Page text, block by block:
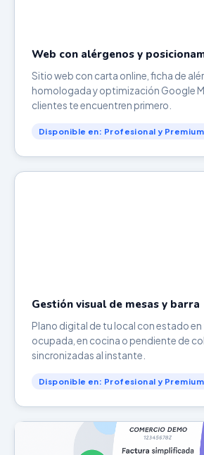
Web con alérgenos y
Sitio web con carta online, ficha de
homologada y optimización Google
clientes te encuentren primero.
Disponible en: Profesional y Premium
Gestión visual de mesas y barra
Plano digital de tu local con estado en
ocupada, en cocina o pendiente de
sincronizadas al instante.
Disponible en: Profesional y Premium